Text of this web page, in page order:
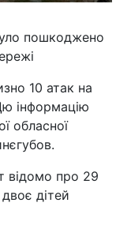
пошкоджено
10 атак на
інформацію
обласної
відомо про 29
дітей